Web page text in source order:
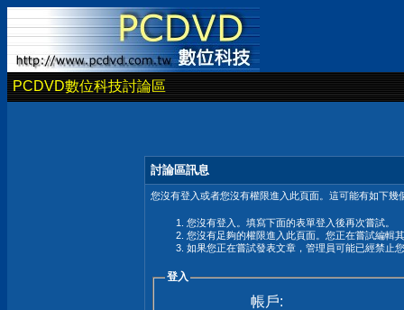
PCDVD數位科技討論區
討論區訊息
您沒有登入或者您沒有權限進入此頁面。這可能有如下幾
您沒有登入。填寫下面的表單登入後再次嘗試。
您沒有足夠的權限進入此頁面。您正在嘗試編輯
如果您正在嘗試發表文章，管理員可能已經禁止
登入
帳戶: